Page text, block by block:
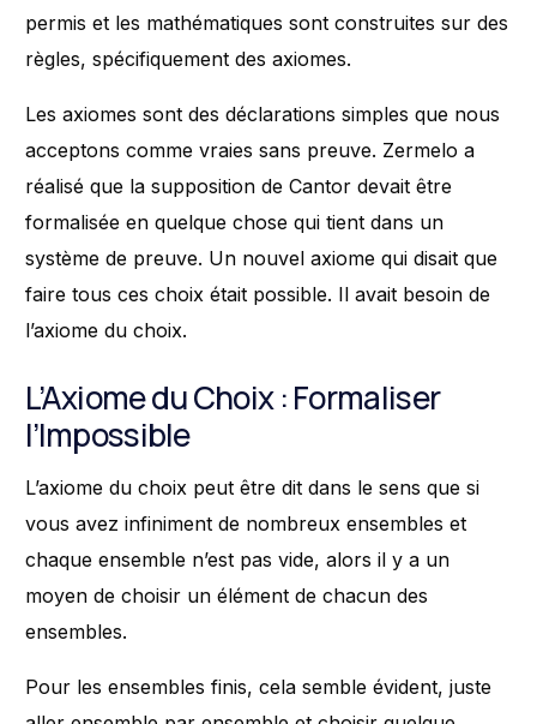
permis et les mathématiques sont construites sur des
règles, spécifiquement des axiomes.
Les axiomes sont des déclarations simples que nous
acceptons comme vraies sans preuve. Zermelo a
réalisé que la supposition de Cantor devait être
formalisée en quelque chose qui tient dans un
système de preuve. Un nouvel axiome qui disait que
faire tous ces choix était possible. Il avait besoin de
l’axiome du choix.
L’Axiome du Choix : Formaliser
l’Impossible
L’axiome du choix peut être dit dans le sens que si
vous avez infiniment de nombreux ensembles et
chaque ensemble n’est pas vide, alors il y a un
moyen de choisir un élément de chacun des
ensembles.
Pour les ensembles finis, cela semble évident, juste